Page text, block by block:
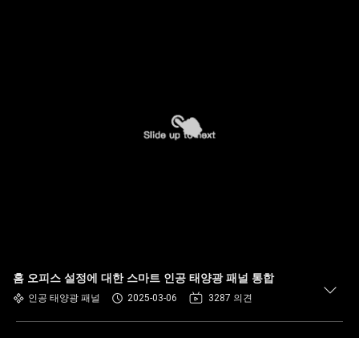
홈 오피스 설정에 대한 스마트 인공 태양광 패널 통합
인공 태양광 패널 2025-03-06 3287 의견